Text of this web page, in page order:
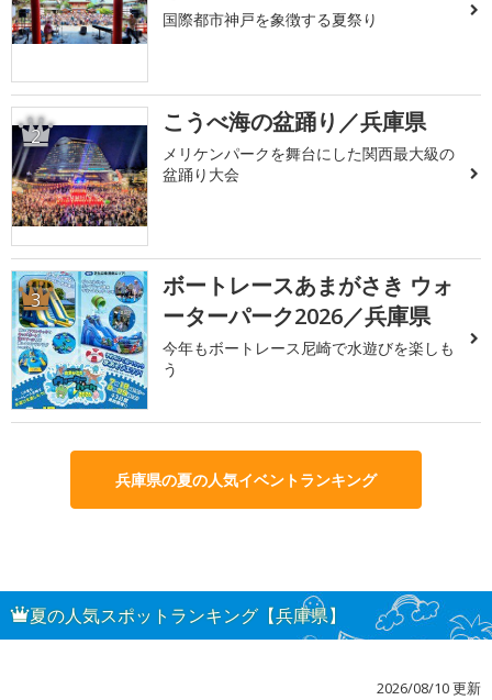
国際都市神戸を象徴する夏祭り
2 こうべ海の盆踊り／兵庫県
メリケンパークを舞台にした関西最大級の
盆踊り大会
3
ボートレースあまがさき ウォ
ーターパーク2026／兵庫県
今年もボートレース尼崎で水遊びを楽しも
う
兵庫県の夏の人気イベントランキング
夏の人気スポットランキング【兵庫県】
2026/08/10 更新